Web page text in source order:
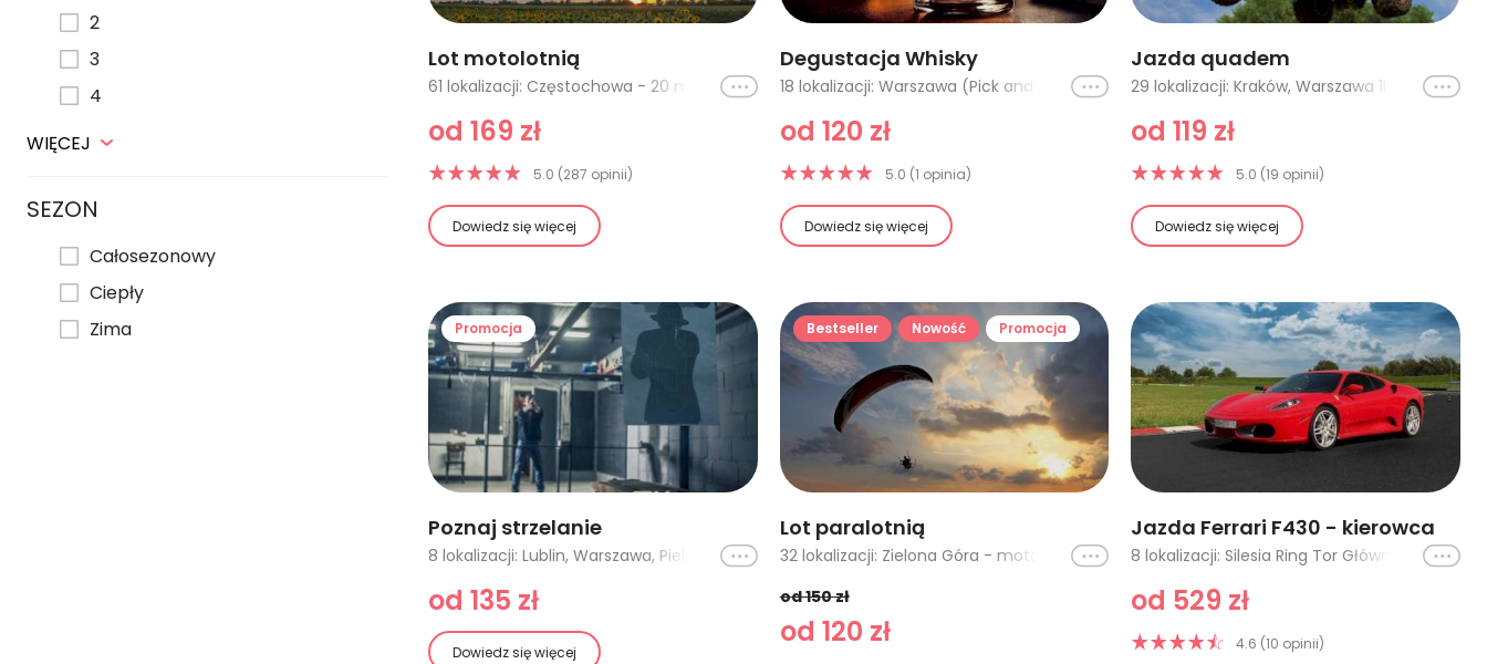
2
3
4
WIĘCEJ
SEZON
Całosezonowy
Ciepły
Zima
Lot motolotnią
61 lokalizacji: Częstochowa - 20 minut, Kielce - 10 minut, Kraków, Warszawa (Kośmin) - 15 minut, Wrocław, Bydgoszcz - 20 minut, Gliwice - 10 minut, Poznań, Poznań - 15 minut, Poznań - 20 minut, Kielce - 15 minut, Kielce - 20 minut, Pińczów - 10 minut, Pińczów - 15 minut, Warszawa (Kośmin) - 20 minut, Warszawa (Kośmin) - 30 minut, Częstochowa - 10 minut, Toruń (Łysomice) - 20 minut, Toruń (Łysomice) - lot VIP, Bydgoszcz - lot VIP, Nad Górami Świętokrzyskimi - 60 minut, Gorzów Wlkp - 20 minut, Szczecin - 20 minut, Zielona Góra - 20 minut, Warszawa (Chrcynno) - 20 minut, Warszawa (Chrcynno) - 30 minut, Gliwice - 20 minut, Gliwice - 30 minut, Wrocław - 30 minut z filmowaniem, Wrocław - 60 minut z filmowaniem, Jura Krakowsko-Częstochowska - 45 minut, Jura Krakowsko-Częstochowska - 30 minut, Jura Krakowsko-Częstochowska - 15 minut, Rzeszów - 15 minut, Pińczów - 20 minut, Rzeszów - 30 minut, Mazury, Rzeszów - 20 minut, Milicz - 60 minut, Milicz - 30 minut, Milicz - 15 minut, Gorzów Wielkopolski (Trzebicz) - 30 minut, Szczecin - 60 minut, Szczecin - 30 minut, Gorzów Wlkp - 60 minut, Gorzów Wlkp - 30 minut, Zielona Góra - 30 minut, Zielona Góra - 60 minut, Wrocław (Oborniki Śląskie) - 10 minut, Wrocław (Oborniki Śląskie) - 15 minut, Wrocław (Oborniki Śląskie) - 20 minut, Gorzów Wielkopolski (Trzebicz) - 20 minut, Giżycko, Gorzów Wielkopolski - lot w chmurach, Rzeszów - 10 minut, Szczecin - 10 minut, Gorzów Wielkopolski - 10 minut, Pińczów - lot z zawodowym pilotem Boeinga 737, Bydgoszcz - 30 minut, Włocławek (20 min), Włocławek (40 min)
Ikona
od 169 zł
5.0 (287 opinii)
Dowiedz się więcej
Degustacja Whisky
18 lokalizacji: Warszawa (Pick and Taste), Poznań, Kraków, Katowice, Szczecin, Trójmiasto, Łódź, Warszawa (Smacza Jama), Kraków- 7 whisky dookoła świata z foodpairingiem, Katowice- 7 whisky dookoła świata z foodpairingiem, Łódź- 7 whisky dookoła świata z foodpairingiem, Warszawa - 7 whisky dookoła świata z foodpairingiem, Poznań - 7 whisky dookoła świata z foodpairingiem, Wrocław - 7 whisky dookoła świata z foodpairingiem, Trójmiasto - 7 whisky dookoła świata z foodpairingiem, Szczecin - 7 whisky dookoła świata z foodpairingiem, Poznań - whisky sour (z deską serów i wędlin), Poznań - whisky + autorski koktajl
Ikona
od 120 zł
5.0 (1 opinia)
Dowiedz się więcej
Jazda quadem
29 lokalizacji: Kraków, Warszawa 1h, Wrocław, Łódź, Krynica Zdrój, Katowice - 1h, Częstochowa, Katowice - 2h, Opole (Kolonowskie) - 1h SEGWAY, Legnica, Częstochowa (POLARIS Sportsman) - 1h, Jelenia Góra, Wałbrzych, Białystok - Kayo AU200 lub Grizzly 300 - 1h, Białystok - Kayo AU200 lub Grizzly 300 - 2h, Kołobrzeg - 1h, Łomża - 30 min, Łomża - 1h, Łomża - 2h, Łomża - 3h, Łomża - 5h, Częstochowa (POLARIS Sportsman) - 2h, Opole (Kolonowskie) - 2h SEGWAY, Opole (Kolonowskie) - 3h SEGWAY, Opole (Kolonowskie) - 4h SEGWAY, Opole (Kolonowskie) - 1h CF MOTO 850, Opole (Kolonowskie) - 3h CF MOTO 850, Opole (Kolonowskie) - 2h CF MOTO 850, Białystok - Kayo AU200 lub Grizzly 300 - 3h
Ikona
od 119 zł
5.0 (19 opinii)
Dowiedz się więcej
Promocja
Poznaj strzelanie
8 lokalizacji: Lublin, Warszawa, Piekary Śląskie - pakiet SPORT, Chorzów, Piekary Śląskie - pakiet JAJO, Piekary Śląskie - pakiet PISKLE, Piekary Śląskie - pakiet FENIKS, Piekary Śląskie - pakiet SPORT (2 osoby)
Ikona
od 135 zł
Dowiedz się więcej
Bestseller Nowość Promocja
Lot paralotnią
32 lokalizacji: Zielona Góra - motoparalotnia 10 minut, Gliwice - 10 minut, Trójmiasto (Borsk), Kraków (Pobiednik Wielki), Łódź, Poznań - 10 minut, Bielsko-Biała, Trójmiasto, Warszawa, Opole, Poznań - 20 minut, Gliwice - 25 minut, Gliwice - 35 minut, Beskidy (Żywiec) - Motoparalotnia, Katowice - 25 minut, Katowice - 10 minut, Poznań - 30 minut, Świdwin 10 minut, Gliwice, Trójmiasto (Borsk) - motoparalotnia, Zielona Góra - motoparalotnia 15 minut, Kraków, Białystok lot z Mistrzem Świata, Zielona Góra - motoparalotnia 25 minut, Zakopane, Świdwin 15 minut, Kutno, Trójmiasto - długi lot, Gdańsk, Zielona Góra - motoparalotnia 40 minut, Warszawa - Kalonka, Lublin (Starościn)
Ikona
od 150 zł
od 120 zł
Jazda Ferrari F430 - kierowca
8 lokalizacji: Silesia Ring Tor Główny - 1 okrążenie, Poznań Główny - 1 okrążenie, Poznań Główny - 2 okrążenia, Silesia Ring Tor Główny - 2 okrążenia, Cała Polska - 1 okrążenie, Cała Polska - 2 okrążenia, Cała Polska - 3 okrążenia, Cała Polska - 4 okrążenia
Ikona
od 529 zł
4.6 (10 opinii)